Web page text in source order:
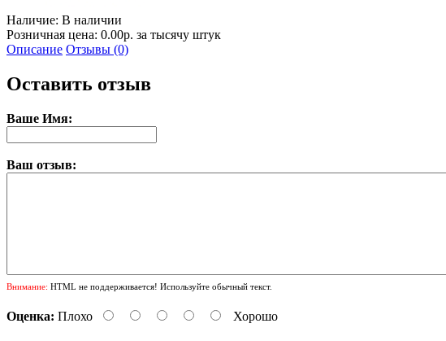
Наличие: В наличии
Розничная цена: 0.00р. за тысячу штук
Описание Отзывы (0)
Оставить отзыв
Ваше Имя:
Ваш отзыв:
Внимание: HTML не поддерживается! Используйте обычный текст.
Оценка: Плохо Хорошо